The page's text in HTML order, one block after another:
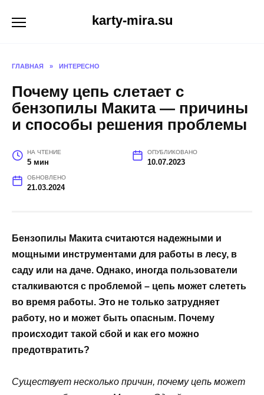
karty-mira.su
ГЛАВНАЯ » ИНТЕРЕСНО
Почему цепь слетает с
бензопилы Макита — причины
и способы решения проблемы
НА ЧТЕНИЕ
5 мин
ОПУБЛИКОВАНО
10.07.2023
ОБНОВЛЕНО
21.03.2024
Бензопилы Макита считаются надежными и
мощными инструментами для работы в лесу, в
саду или на даче. Однако, иногда пользователи
сталкиваются с проблемой – цепь может слететь
во время работы. Это не только затрудняет
работу, но и может быть опасным. Почему
происходит такой сбой и как его можно
предотвратить?
Существует несколько причин, почему цепь может